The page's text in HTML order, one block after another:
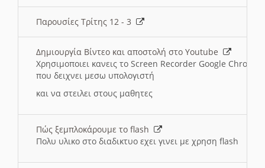
Παρουσίες Τρίτης 12 - 3
Δημιουργία Βίντεο και αποστολή στο Youtube
Χρησιμοποιει κανεις το Screen Recorder Google Chrome
που δειχνει μεσω υπολογιστή
και να στειλει στους μαθητες
Πώς ξεμπλοκάρουμε το flash
Πολυ υλικο στο διαδικτυο εχει γινει με χρηση flash